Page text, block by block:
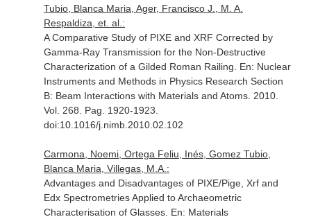
Tubio, Blanca Maria, Ager, Francisco J., M. A.
Respaldiza, et. al.:
A Comparative Study of PIXE and XRF Corrected by
Gamma-Ray Transmission for the Non-Destructive
Characterization of a Gilded Roman Railing. En: Nuclear
Instruments and Methods in Physics Research Section
B: Beam Interactions with Materials and Atoms. 2010.
Vol. 268. Pag. 1920-1923.
doi:10.1016/j.nimb.2010.02.102
Carmona, Noemi, Ortega Feliu, Inés, Gomez Tubio,
Blanca Maria, Villegas, M.A.:
Advantages and Disadvantages of PIXE/Pige, Xrf and
Edx Spectrometries Applied to Archaeometric
Characterisation of Glasses. En: Materials